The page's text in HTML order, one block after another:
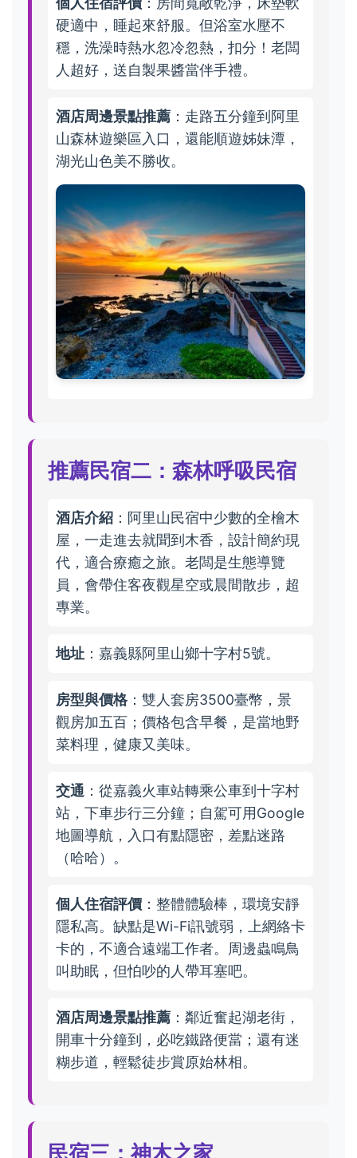
硬適中，睡起來舒服。但浴室水壓不
穩，洗澡時熱水忽冷忽熱，扣分！老闆
人超好，送自製果醬當伴手禮。
酒店周邊景點推薦 ：走路五分鐘到阿里
山森林遊樂區入口，還能順遊姊妹潭，
湖光山色美不勝收。
推薦民宿二：森林呼吸民宿
酒店介紹 ：阿里山民宿中少數的全檜木
屋，一走進去就聞到木香，設計簡約現
代，適合療癒之旅。老闆是生態導覽
員，會帶住客夜觀星空或晨間散步，超
專業。
地址 ：嘉義縣阿里山鄉十字村5號。
房型與價格：雙人套房3500臺幣，景
觀房加五百；價格包含早餐，是當地野
菜料理，健康又美味。
交通 ：從嘉義火車站轉乘公車到十字村
站，下車步行三分鐘；自駕可用Google
地圖導航，入口有點隱密，差點迷路
（哈哈）。
個人住宿評價 ：整體體驗棒，環境安靜
隱私高。缺點是Wi-Fi訊號弱，上網絡卡
卡的，不適合遠端工作者。周邊蟲鳴鳥
叫助眠，但怕吵的人帶耳塞吧。
酒店周邊景點推薦 ：鄰近奮起湖老街，
開車十分鐘到，必吃鐵路便當；還有迷
糊步道，輕鬆徒步賞原始林相。
民宿三：神木之家